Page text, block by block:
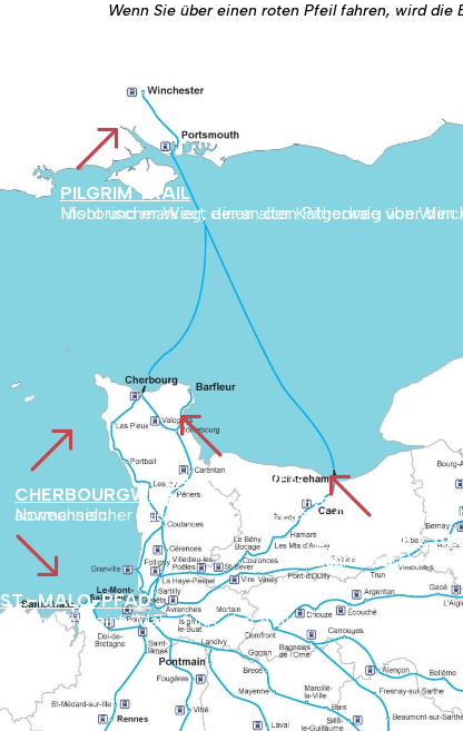
Wenn Sie über einen roten Pfeil fahren, wird
&
PILGRIM TRAIL
Historischer Weg, der an der Kathedrale von Winchester in England beginnt und durch die englische Landschaft bis nach Cherbourg führt. Er verbindet dann die Normandie mit dem Mont und
&
CHERBOURGWEG
Normannischer Küstenweg über Lessay, Coutances und Granville bis zur Bucht von Le Mont. Er bietet ein Vorankommen, bei dem sich Küstenlandschaften und historisches Erbe abwechseln.
%
BARFLEURWEG
Beginnt am Hafen von Barfleur und führt in das Hinterland von Cotentin. Die Route hebt unbekannte Naturgebiete und den historischen Reichtum des Departements hervor.
%
CHEMIN DE
Führt über den alten Römerweg von Vieux nach
'
ST.-MALO-PFAD
Beginnt in Saint-Malo, führt durch die Bretagne und